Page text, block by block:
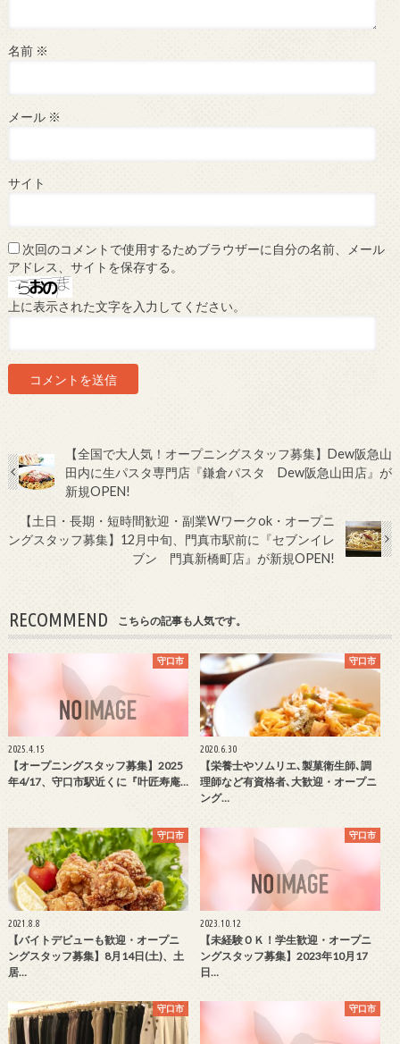
名前 ※
メール ※
サイト
次回のコメントで使用するためブラウザーに自分の名前、メール
アドレス、サイトを保存する。
上に表示された文字を入力してください。
【全国で大人気！オープニングスタッフ募集】Dew阪急山
田内に生パスタ専門店『鎌倉パスタ Dew阪急山田店』が
新規OPEN!
【土日・長期・短時間歓迎・副業Wワークok・オープニ
ングスタッフ募集】12月中旬、門真市駅前に『セブンイレ
ブン 門真新橋町店』が新規OPEN!
RECOMMEND こちらの記事も人気です。
守口市
2025.4.15
【オープニングスタッフ募集】2025
年4/17、守口市駅近くに『叶匠寿庵…
守口市
2020.6.30
【栄養士やソムリエ､製菓衛生師､調
理師など有資格者､大歓迎・オープニ
ング…
守口市
2021.8.8
【バイトデビューも歓迎・オープニ
ングスタッフ募集】8月14日(土)、土
居…
守口市
2023.10.12
【未経験ＯＫ！学生歓迎・オープニ
ングスタッフ募集】2023年10月17
日…
守口市 守口市